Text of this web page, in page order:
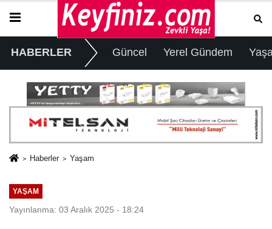
HABERLER Güncel Yerel Gündem
Haberler Yaşam
YAŞAM
Yayınlanma: 03 Aralık 2025 - 18:24